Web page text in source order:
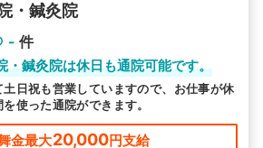
・鍼灸院
- 件
・鍼灸院は休日も通院可能です。
日祝も営業していますので、お仕事が休
使った通院ができます。
金最大20,000円支給